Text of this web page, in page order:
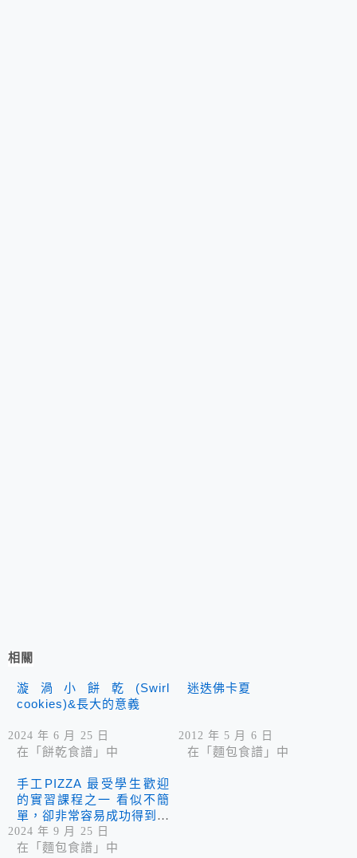
相關
漩渦小餅乾(Swirl
cookies)&長大的意義
2024 年 6 月 25 日
在「餅乾食譜」中
迷迭佛卡夏
2012 年 5 月 6 日
在「麵包食譜」中
手工PIZZA 最受學生歡迎
的實習課程之一 看似不簡
單，卻非常容易成功得到成
就感！ 煮是愛：連披薩都
可以做成愛心呢！真是愛心
2024 年 9 月 25 日
在「麵包食譜」中